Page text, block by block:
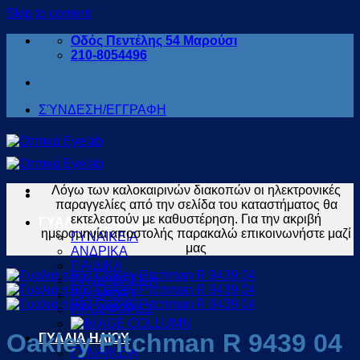
Skip to content
Οδός Πεντέλης 54 Μαρούσι
210-8054496
ΣΎΝΔΕΣΗ/ΕΓΓΡΑΦΗ
ΓΥΑΛΙΑ ΟΡΑΣΕΩΣ
ΓΥΝΑΙΚΕΙΑ
ΑΝΔΡΙΚΑ
ΠΑΙΔΙΚΑ
ΓΙΑ ΔΙΑΒΑΣΜΑ
ΓΙΑ SPORT
ΠΡΟΣΦΟΡΕΣ
ΓΥΑΛΙΑ ΗΛΙΟΥ
ΓΥΝΑΙΚΕΙΑ
Λόγω των καλοκαιρινών διακοπών οι ηλεκτρονικές
παραγγελίες από την σελίδα του καταστήματος θα
εκτελεστούν με καθυστέρηση. Για την ακριβή
ημερομηνία αποστολής παρακαλώ επικοινωνήστε μαζί
μας
Oakley Pitchman R 9439 04